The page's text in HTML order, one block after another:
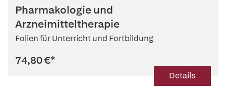
Pharmakologie und
Arzneimitteltherapie
Folien für Unterricht und Fortbildung
74,80 €*
Details